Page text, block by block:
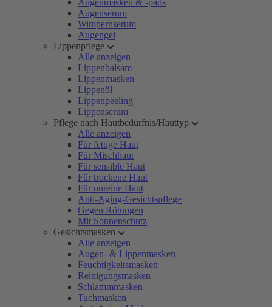
Augenmasken & -pads
Augenserum
Wimpernserum
Augengel
Lippenpflege
Alle anzeigen
Lippenbalsam
Lippenmasken
Lippenöl
Lippenpeeling
Lippenserum
Pflege nach Hautbedürfnis/Hauttyp
Alle anzeigen
Für fettige Haut
Für Mischhaut
Für sensible Haut
Für trockene Haut
Für unreine Haut
Anti-Aging-Gesichtspflege
Gegen Rötungen
Mit Sonnenschutz
Gesichtsmasken
Alle anzeigen
Augen- & Lippenmasken
Feuchtigkeitsmasken
Reinigungsmasken
Schlammmasken
Tuchmasken